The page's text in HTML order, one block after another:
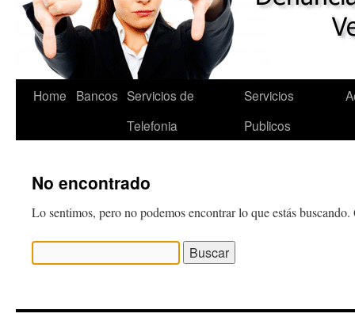
Home Bancos Servicios de
Telefonia
Servicios
Publicos
No encontrado
Lo sentimos, pero no podemos encontrar lo que estás